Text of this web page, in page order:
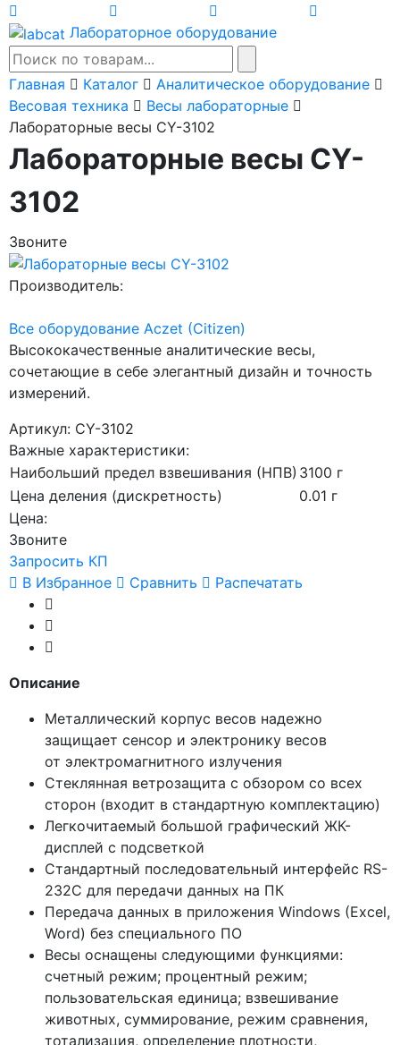
Лабораторное оборудование
Главная Каталог
Аналитическое оборудование
Весовая техника
Весы лабораторные
Лабораторные весы CY-3102
Лабораторные весы CY-
3102
Звоните
Производитель:
Все оборудование Aczet (Citizen)
Высококачественные аналитические весы,
сочетающие в себе элегантный дизайн и точность
измерений.
Артикул: CY-3102
Важные характеристики:
Наибольший предел взвешивания (НПВ) 3100 г
Цена деления (дискретность)
0.01 г
Цена:
Звоните
Запросить КП
В Избранное
Сравнить Распечатать
Описание
Металлический корпус весов надежно
защищает сенсор и электронику весов
от электромагнитного излучения
Стеклянная ветрозащита с обзором со всех
сторон (входит в стандартную комплектацию)
Легкочитаемый большой графический ЖК-
дисплей с подсветкой
Стандартный последовательный интерфейс RS-
232С для передачи данных на ПК
Передача данных в приложения Windows (Excel,
Word) без специального ПО
Весы оснащены следующими функциями:
счетный режим; процентный режим;
пользовательская единица; взвешивание
животных, суммирование, режим сравнения,
тотализация, определение плотности,